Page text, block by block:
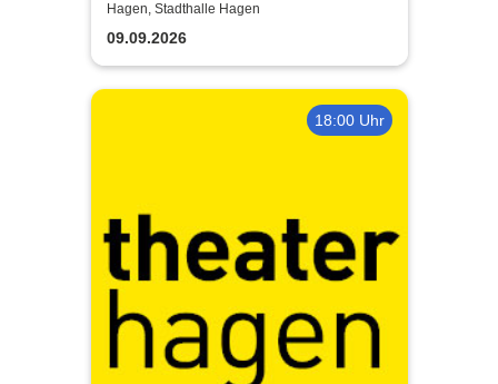
Hagen, Stadthalle Hagen
09.09.2026
18:00 Uhr